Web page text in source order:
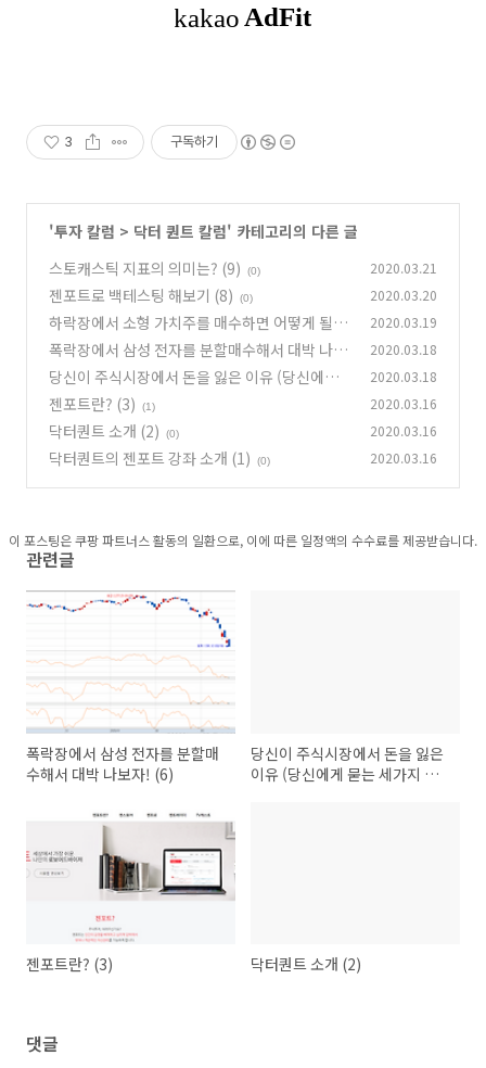
3 구독하기
'투자 칼럼 > 닥터 퀀트 칼럼' 카테고리의 다른 글
스토캐스틱 지표의 의미는? (9)
(0) 2020.03.21
젠포트로 백테스팅 해보기 (8) (0) 2020.03.20
하락장에서 소형 가치주를 매수하면 어떻게 될까
(7) (0)
2020.03.19
폭락장에서 삼성 전자를 분할매수해서 대박 나보
자! (6)
(1)
2020.03.18
당신이 주식시장에서 돈을 잃은 이유 (당신에게
묻는 세가지 질문) (5)
2020.03.18
젠포트란? (3) (1) 2020.03.16
닥터퀀트 소개 (2) (0) 2020.03.16
닥터퀀트의 젠포트 강좌 소개 (1) (0) 2020.03.16
이 포스팅은 쿠팡 파트너스 활동의 일환으로, 이에 따른 일정액의 수수료를 제공받습니다.
관련글
폭락장에서 삼성 전자를 분할매
수해서 대박 나보자! (6)
당신이 주식시장에서 돈을 잃은
이유 (당신에게 묻는 세가지 질
젠포트란? (3) 닥터퀀트 소개 (2)
댓글